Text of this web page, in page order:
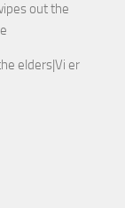
out the
elders|Vi er